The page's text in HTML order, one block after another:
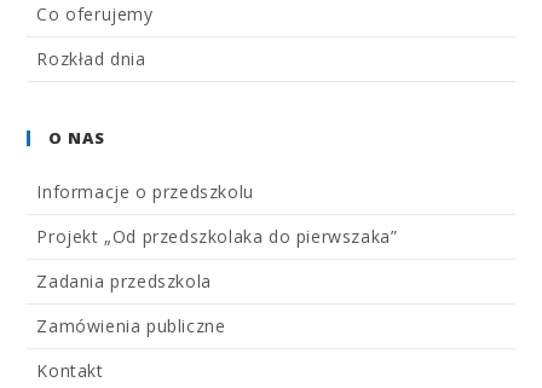
Co oferujemy
Rozkład dnia
O NAS
Informacje o przedszkolu
Projekt „Od przedszkolaka do pierwszaka”
Zadania przedszkola
Zamówienia publiczne
Kontakt